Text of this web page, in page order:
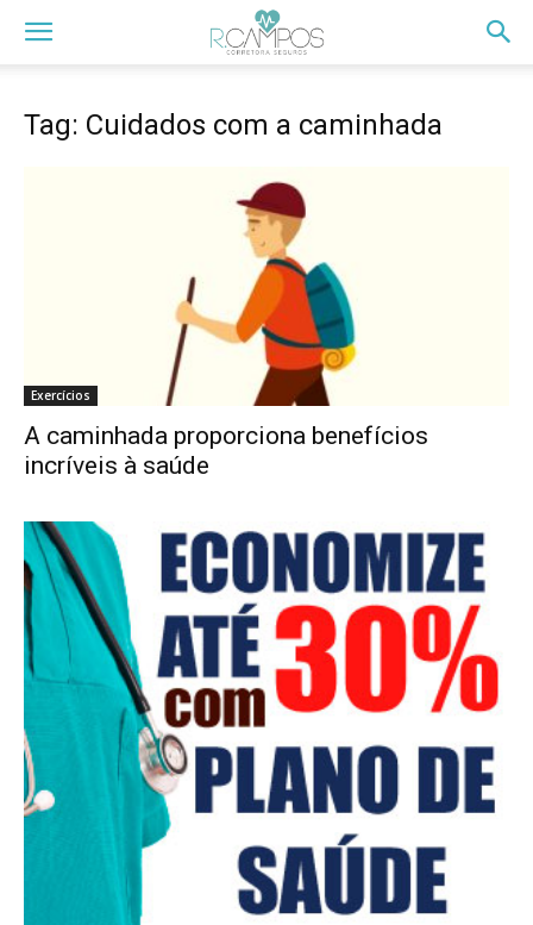
Tag: Cuidados com a caminhada
Exercícios
A caminhada proporciona benefícios
incríveis à saúde